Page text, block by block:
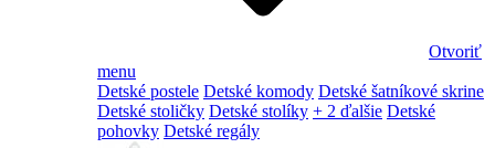
Otvoriť
menu
Detské postele Detské komody Detské šatníkové skrine
Detské stoličky Detské stolíky + 2 ďalšie Detské
pohovky Detské regály